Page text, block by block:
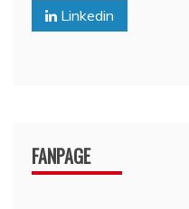
Linkedin
FANPAGE